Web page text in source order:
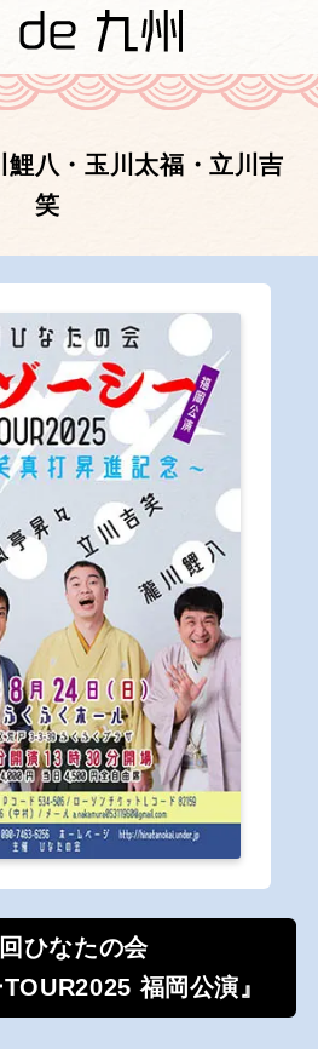
鯉八・玉川太福・立川吉
笑
ひなたの会
福岡公演』